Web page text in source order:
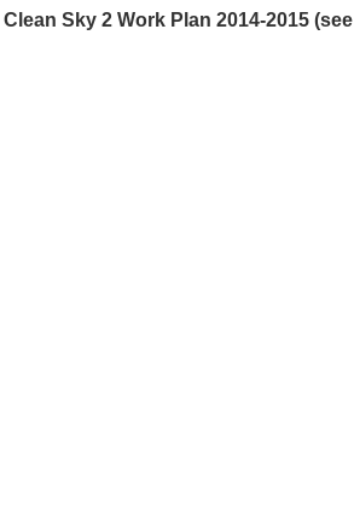
Sky 2 Work Plan 2014-2015 (see